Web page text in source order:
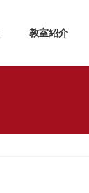
教室紹介